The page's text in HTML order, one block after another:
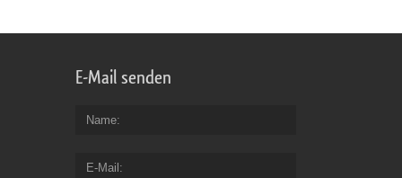
E-Mail senden
Name
E-Mail